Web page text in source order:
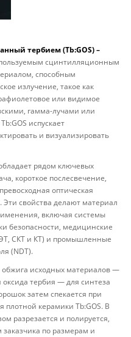
тербием (Tb:GOS) –
сцинтилляционным
способным
излучение, такое как
или видимое
гамма-лучами или
испускает
и визуализировать
рядом ключевых
короткое послесвечение,
оптическая
Эти свойства делают материал
включая системы
безопасности, медицинские
СКТ и КТ) и промышленные
(NDT).
обжига исходных материалов —
тербия — для синтеза
затем спекается при
плотной керамики Tb:GOS. В
разрезается и полируется,
заказчика по размерам и